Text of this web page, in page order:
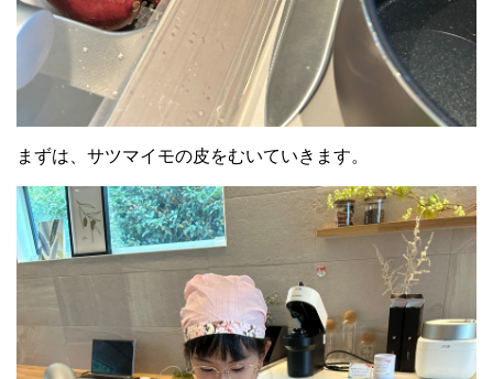
まずは、サツマイモの皮をむいていきます。